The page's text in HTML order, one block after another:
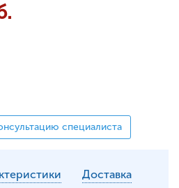
специалиста
Доставка